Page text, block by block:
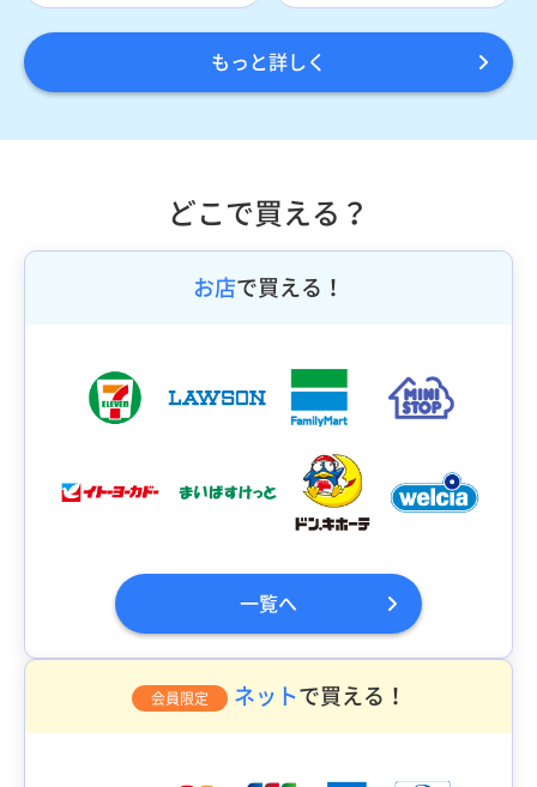
もっと詳しく
どこで買える？
お店で買える！
一覧へ
会員限定 ネットで買える！